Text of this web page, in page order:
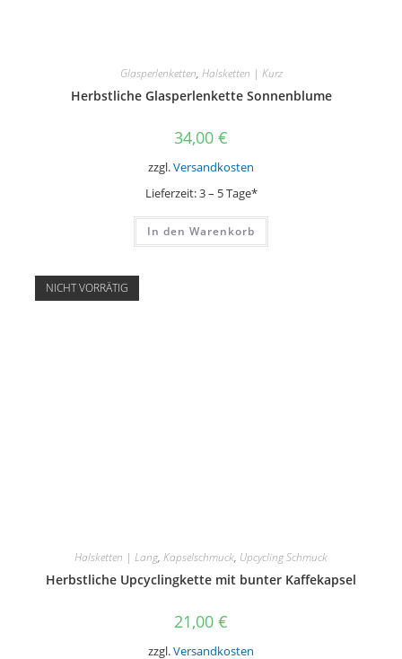
Glasperlenketten, Halsketten | Kurz
Herbstliche Glasperlenkette Sonnenblume
34,00 €
zzgl.Versandkosten
Lieferzeit:3 – 5 Tage*
In den Warenkorb
NICHT VORRÄTIG
Halsketten | Lang, Kapselschmuck, Upcycling Schmuck
Herbstliche Upcyclingkette mit bunter Kaffekapsel
21,00 €
zzgl.Versandkosten